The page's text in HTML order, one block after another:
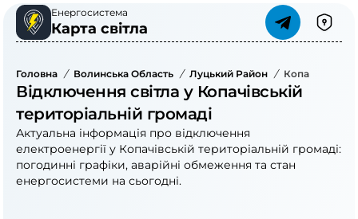
Енергосистема
Карта світла
Головна / Волинська Область / Луцький Район / Копачівська
Відключення світла у Копачівській
територіальній громаді
Актуальна інформація про відключення
електроенергії у Копачівській територіальній громаді:
погодинні графіки, аварійні обмеження та стан
енергосистеми на сьогодні.